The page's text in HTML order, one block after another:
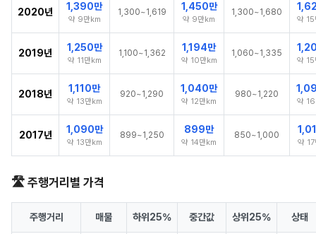
2020년 1,390만
약 9만km
1,300~1,619 1,450만
약 9만km
1,300~1,680
약
2019년 1,250만
약 11만km
1,100~1,362 1,194만
약 10만km
1,060~1,335
약
2018년 1,110만
약 13만km
920~1,290 1,040만
약 12만km
980~1,220
약
2017년 1,090만
약 13만km
899~1,250 899만
약 14만km
850~1,000
약
🛣️ 주행거리별 가격
주행거리 매물 하위25% 중간값 상위25% 상태